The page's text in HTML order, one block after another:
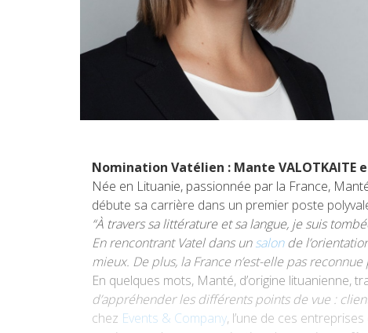
Nomination Vatélien : Mante
Née en Lituanie, passionnée par la France,
débute sa carrière dans un premier poste
“À travers sa littérature et sa langue, je suis
En rencontrant Vatel dans unsalonde
mieux. De plus, la France n’est-elle pas
En quelques mots, Manté, d’origine lituanienne,
d’appréhender les différents points de vue :
chez Events & Company, l’une de ces